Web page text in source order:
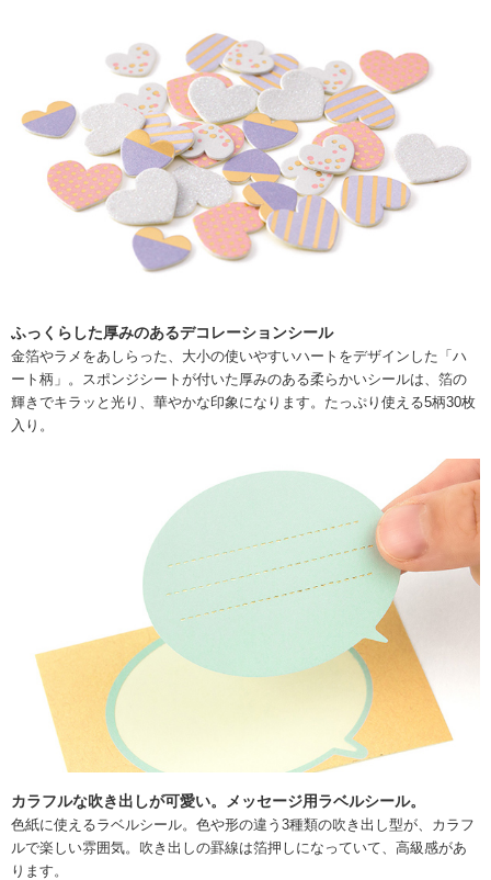
ふっくらした厚みのあるデコレーションシール
金箔やラメをあしらった、大小の使いやすいハートをデザインした「ハ
ート柄」。スポンジシートが付いた厚みのある柔らかいシールは、箔の
輝きでキラッと光り、華やかな印象になります。たっぷり使える5柄30枚
入り。
カラフルな吹き出しが可愛い。メッセージ用ラベルシール。
色紙に使えるラベルシール。色や形の違う3種類の吹き出し型が、カラフ
ルで楽しい雰囲気。吹き出しの罫線は箔押しになっていて、高級感があ
ります。